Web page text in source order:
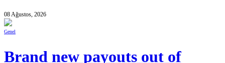
08 Ağustos, 2026
Genel
Brand new payouts out of